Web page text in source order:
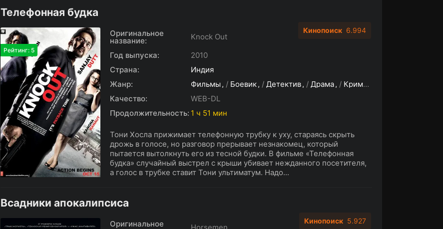
Телефонная будка
Рейтинг: 5
Оригинальное
название:
Knock Out
Год выпуска:
2010
Страна:
Индия
Жанр:
Фильмы / Боевик / Детектив / Драма / Криминал
Качество:
WEB-DL
Продолжительность: 1 ч 51 мин
Тони Хосла прижимает телефонную трубку к уху, стараясь скрыть
дрожь в голосе, но разговор прерывает незнакомец, который
пытается вытолкнуть его из тесной будки. В фильме «Телефонная
будка» случайный выстрел с крыши убивает нежданного посетителя,
а голос в трубке ставит Тони ультиматум. Надо...
Кинопоиск 6.994
Всадники апокалипсиса
Оригинальное Кинопоиск 5.927